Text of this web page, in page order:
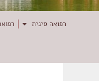
רפואה סינית